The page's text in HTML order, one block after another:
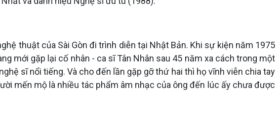
thuật của Sài Gòn đi trình diễn tại Nhật Bản. Khi sự kiện năm 1975
mới gặp lại cố nhân - ca sĩ Tân Nhân sau 45 năm xa cách trong một
sĩ nổi tiếng. Và cho đến lần gặp gỡ thứ hai thì họ vĩnh viễn chia tay
mến mộ là nhiều tác phẩm âm nhạc của ông đến lúc ấy chưa được